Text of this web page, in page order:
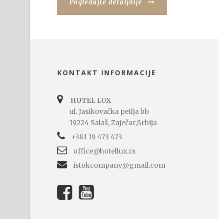
Pogledajte detaljnije
KONTAKT INFORMACIJE
HOTEL LUX
ul. Jasikovačka petlja bb
19224 Salaš, Zaječar,Srbija
+381 19 473 473
office@hotellux.rs
istokcompany@gmail.com